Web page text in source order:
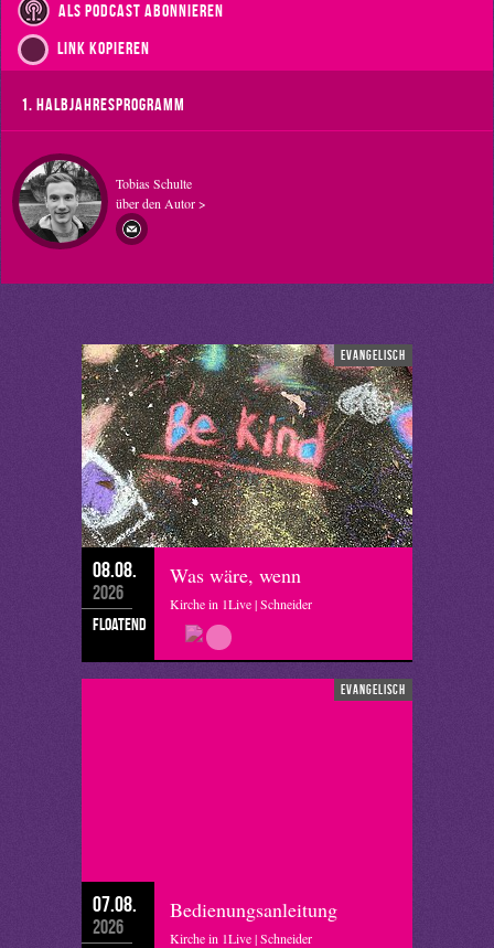
als Podcast abonnieren
Link kopieren
1. Halbjahresprogramm
Tobias Schulte
über den Autor >
evangelisch
08.08.
2026
floatend
Was wäre, wenn
Kirche in 1Live | Schneider
evangelisch
07.08.
2026
Bedienungsanleitung
Kirche in 1Live | Schneider